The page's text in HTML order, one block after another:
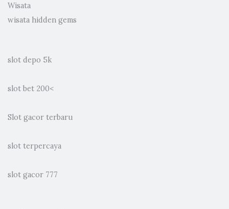
Wisata
wisata hidden gems
slot depo 5k
slot bet 200<
Slot gacor terbaru
slot terpercaya
slot gacor 777